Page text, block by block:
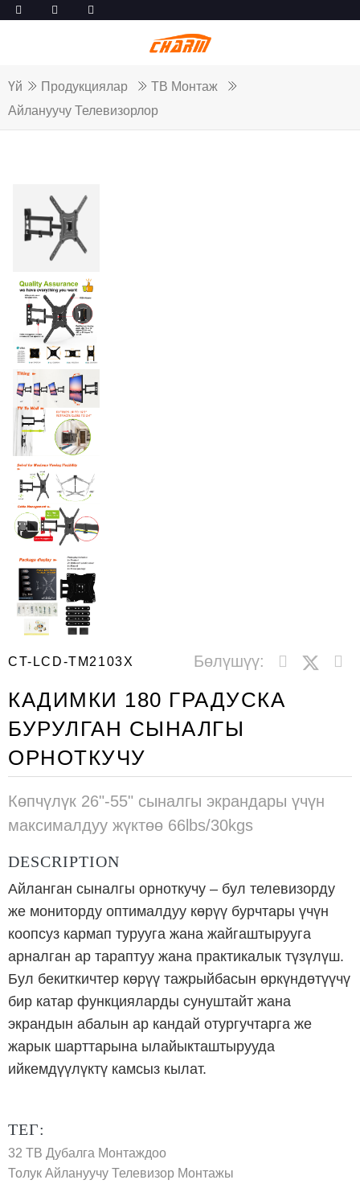
Үй Продукциялар
ТВ Монтаж
Айлануучу Телевизорлор
CT-LCD-TM2103X Бөлүшүү:
КАДИМКИ 180 ГРАДУСКА
БУРУЛГАН СЫНАЛГЫ
ОРНОТКУЧУ
Көпчүлүк 26"-55" сыналгы экрандары үчүн
максималдуу жүктөө 66lbs/30kgs
DESCRIPTION
Айланган сыналгы орноткучу – бул телевизорду
же мониторду оптималдуу көрүү бурчтары үчүн
коопсуз кармап турууга жана жайгаштырууга
арналган ар тараптуу жана практикалык түзүлүш.
Бул бекиткичтер көрүү тажрыйбасын өркүндөтүүчү
бир катар функцияларды сунуштайт жана
экрандын абалын ар кандай отургучтарга же
жарык шарттарына ылайыкташтырууда
ийкемдүүлүктү камсыз кылат.
ТЕГ:
32 ТВ Дубалга Монтаждоо
Толук Айлануучу Телевизор Монтажы